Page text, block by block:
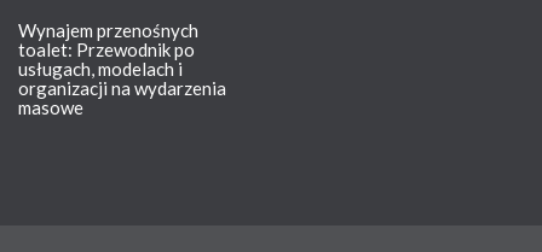
Wynajem przenośnych
toalet: Przewodnik po
usługach, modelach i
organizacji na wydarzenia
masowe